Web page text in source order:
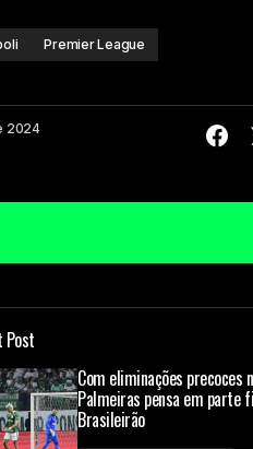
Premier League
2024
são marcados com
Post
Com eliminações precoces
Palmeiras pensa em parte
Brasileirão